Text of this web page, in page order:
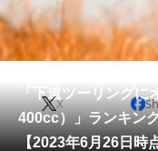
住まい
動物
会員記事
メディア
「下道ツーリングに
400cc）」ランキン
【2023年6月26日時
X